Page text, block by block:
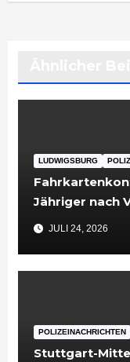
LUDWIGSBURG
Jähriger nach
JULI 24, 2026
POLIZEINACHRICHTEN
Stuttgart-